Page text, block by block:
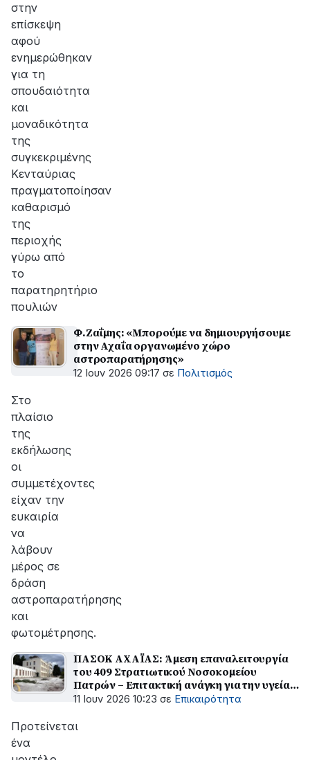
στην
επίσκεψη
αφού
ενημερώθηκαν
για τη
σπουδαιότητα
και
μοναδικότητα
της
συγκεκριμένης
Κενταύριας
πραγματοποίησαν
καθαρισμό
της
περιοχής
γύρω από
το
παρατηρητήριο
πουλιών
Φ.Ζαΐμης: «Μπορούμε να δημιουργήσουμε
στην Αχαΐα οργανωμένο χώρο
αστροπαρατήρησης»
12 Ιουν 2026 09:17 σε Πολιτισμός
Στο
πλαίσιο
της
εκδήλωσης
οι
συμμετέχοντες
είχαν την
ευκαιρία
να
λάβουν
μέρος σε
δράση
αστροπαρατήρησης
και
φωτομέτρησης.
ΠΑΣΟΚ ΑΧΑΪΑΣ: Άμεση επαναλειτουργία
του 409 Στρατιωτικού Νοσοκομείου
Πατρών – Επιτακτική ανάγκη για την υγεία
και την ασφάλεια της Δυτικής Ελλάδας
11 Ιουν 2026 10:23 σε Επικαιρότητα
Προτείνεται
ένα